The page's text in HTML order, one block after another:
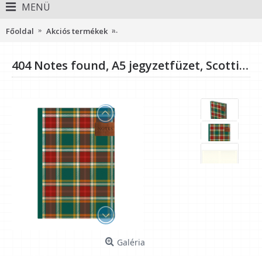
MENÜ
Főoldal Akciós termékek
404 Notes found, A5 jegyzetfüzet, Scottish Green
Galéria